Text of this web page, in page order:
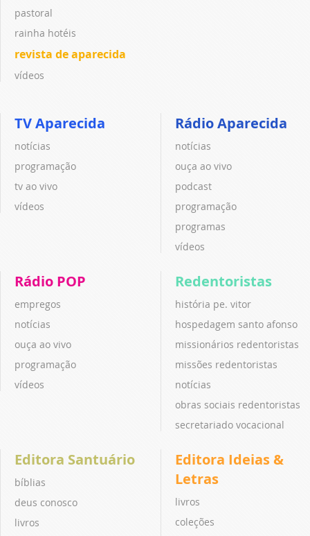
pastoral
rainha hotéis
revista de aparecida
vídeos
TV Aparecida
notícias
programação
tv ao vivo
vídeos
Rádio Aparecida
notícias
ouça ao vivo
podcast
programação
programas
vídeos
Rádio POP
empregos
notícias
ouça ao vivo
programação
vídeos
Redentoristas
história pe. vitor
hospedagem santo afonso
missionários redentoristas
missões redentoristas
notícias
obras sociais redentoristas
secretariado vocacional
Editora Santuário
bíblias
deus conosco
livros
Editora Ideias &
Letras
livros
coleções